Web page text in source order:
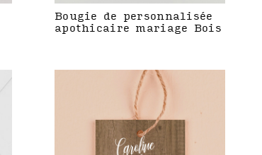
Bougie de personnalisée
apothicaire mariage Bois